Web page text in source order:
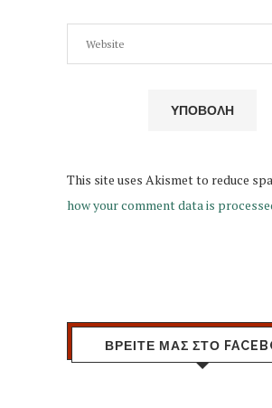
This site uses Akismet to reduce
how your comment data is
ΒΡΕΙΤΕ ΜΑΣ ΣΤΟ